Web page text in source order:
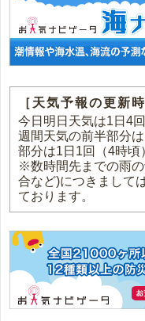
［天気予報の更新
今日明日天気は1日4
週間天気の前半部分
部分は1日1回（4時頃
※数時間先までの雨
合など)につきまして
ております。